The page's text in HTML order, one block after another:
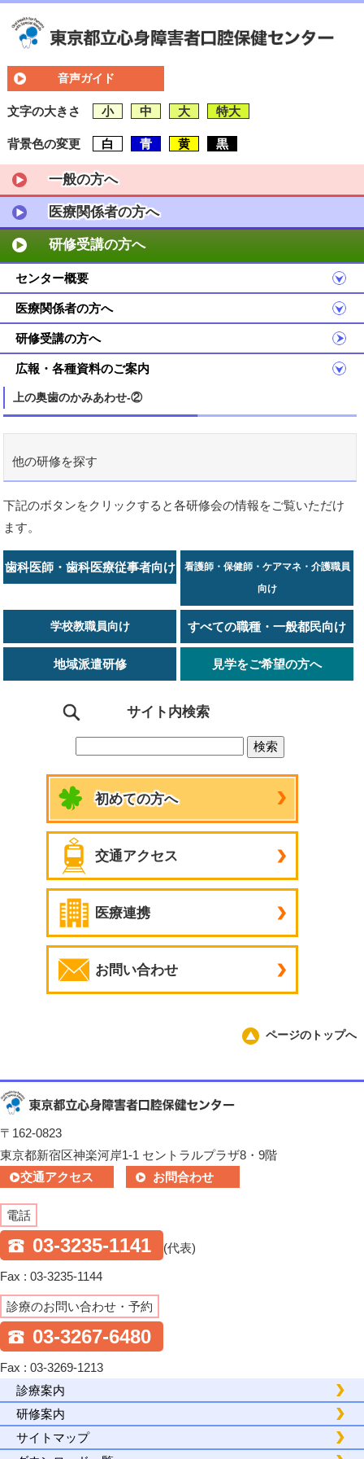
音声ガイド
文字の大きさ 小 中 大 特大
背景色の変更 白 青 黄 黒
一般の方へ
医療関係者の方へ
研修受講の方へ
センター概要
医療関係者の方へ
研修受講の方へ
広報・各種資料のご案内
上の奥歯のかみあわせ-②
他の研修を探す
下記のボタンをクリックすると各研修会の情報をご覧いただけ
ます。
歯科医師・歯科医療従事者向け
看護師・保健師・ケアマネ・介護職員
向け
学校教職員向け すべての職種・一般都民向け
地域派遣研修 見学をご希望の方へ
サイト内検索
初めての方へ
交通アクセス
医療連携
お問い合わせ
ページのトップへ
〒162-0823
東京都新宿区神楽河岸1-1 セントラルプラザ8・9階
交通アクセス
お問合わせ
電話
03-3235-1141 (代表)
Fax : 03-3235-1144
診療のお問い合わせ・予約
03-3267-6480
Fax : 03-3269-1213
診療案内
研修案内
サイトマップ